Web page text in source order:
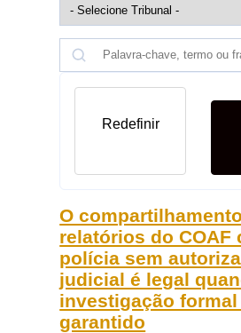
Redefinir
O
relatórios do COAF
polícia sem
judicial é legal
investigação
garantido